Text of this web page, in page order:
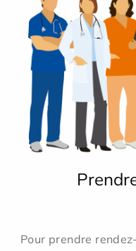
Pour prendre